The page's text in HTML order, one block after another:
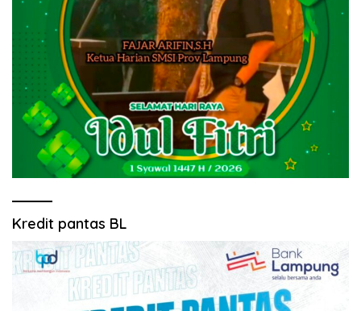
Kredit pantas BL